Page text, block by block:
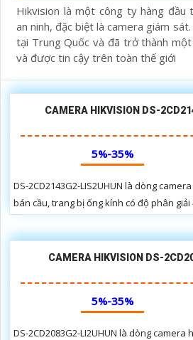
Hikvision là một công ty hàng
an ninh, đặc biệt là camera giám
tại Trung Quốc và đã trở thành
và được tin cậy trên toàn thế giới
CAMERA HIKVISION DS-
5%-35%
DS-2CD2143G2-LIS2UHUN là dòng
bán cầu, trang bị ống kính có độ phân giải
CAMERA HIKVISION DS-
5%-35%
DS-2CD2083G2-LI2UHUN là dòng